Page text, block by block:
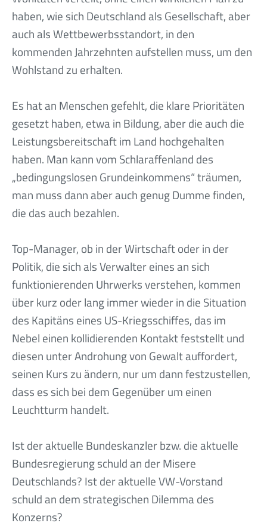
haben, wie sich Deutschland als Gesellschaft, aber
auch als Wettbewerbsstandort, in den
kommenden Jahrzehnten aufstellen muss, um den
Wohlstand zu erhalten.
Es hat an Menschen gefehlt, die klare Prioritäten
gesetzt haben, etwa in Bildung, aber die auch die
Leistungsbereitschaft im Land hochgehalten
haben. Man kann vom Schlaraffenland des
„bedingungslosen Grundeinkommens“ träumen,
man muss dann aber auch genug Dumme finden,
die das auch bezahlen.
Top-Manager, ob in der Wirtschaft oder in der
Politik, die sich als Verwalter eines an sich
funktionierenden Uhrwerks verstehen, kommen
über kurz oder lang immer wieder in die Situation
des Kapitäns eines US-Kriegsschiffes, das im
Nebel einen kollidierenden Kontakt feststellt und
diesen unter Androhung von Gewalt auffordert,
seinen Kurs zu ändern, nur um dann festzustellen,
dass es sich bei dem Gegenüber um einen
Leuchtturm handelt.
Ist der aktuelle Bundeskanzler bzw. die aktuelle
Bundesregierung schuld an der Misere
Deutschlands? Ist der aktuelle VW-Vorstand
schuld an dem strategischen Dilemma des
Konzerns?